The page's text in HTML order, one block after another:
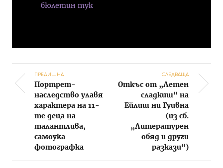
бюлетин тук
Post navigation
ПРЕДИШНА
Портрет-
наследство улавя
характера на 11-
те деца на
талантлива,
самоука
фотографка
СЛЕДВАЩА
Откъс от „Летен
сладкиш“ на
Ейлиш ни Гуивна
(из сб.
„Литературен
обяд и други
разкази“)